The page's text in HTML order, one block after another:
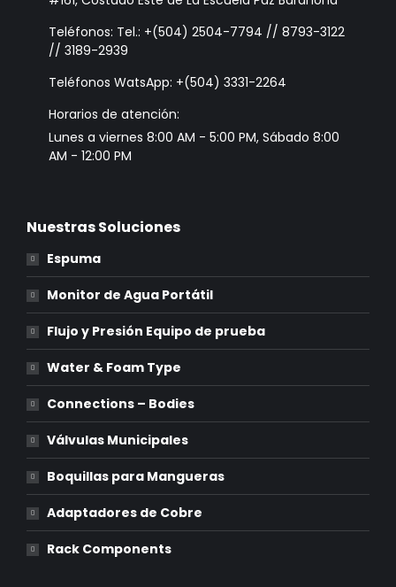
Teléfonos: Tel.: +(504) 2504-7794 // 8793-3122
// 3189-2939
Teléfonos WatsApp: +(504) 3331-2264
Horarios de atención:
Lunes a viernes 8:00 AM - 5:00 PM, Sábado 8:00
AM - 12:00 PM
Nuestras Soluciones
Espuma
Monitor de Agua Portátil
Flujo y Presión Equipo de prueba
Water & Foam Type
Connections – Bodies
Válvulas Municipales
Boquillas para Mangueras
Adaptadores de Cobre
Rack Components